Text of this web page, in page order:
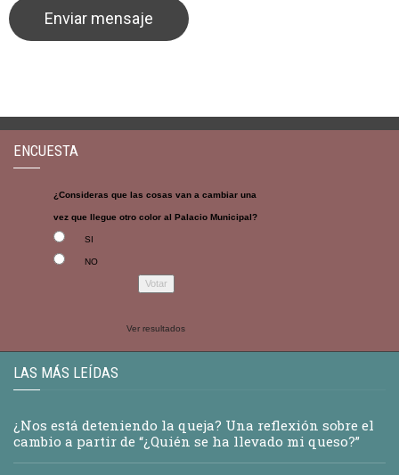
ENCUESTA
¿Consideras que las cosas van a cambiar una
vez que llegue otro color al Palacio Municipal?
SI
NO
Ver resultados
LAS MÁS LEÍDAS
¿Nos está deteniendo la queja? Una reflexión sobre el
cambio a partir de “¿Quién se ha llevado mi queso?”